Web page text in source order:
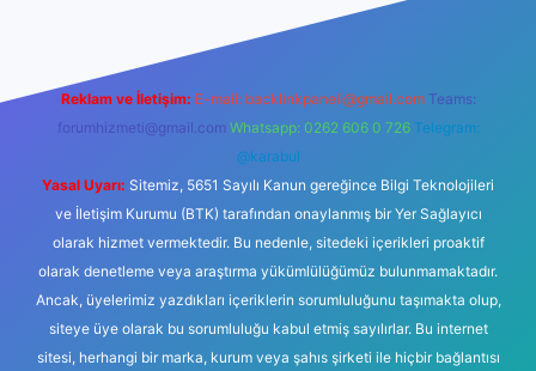
Reklam ve İletişim: E-mail: backlinkpaneli@gmail.com Teams:
forumhizmeti@gmail.com Whatsapp: 0262 606 0 726 Telegram:
@karabul
Yasal Uyarı: Sitemiz, 5651 Sayılı Kanun gereğince Bilgi Teknolojileri
ve İletişim Kurumu (BTK) tarafından onaylanmış bir Yer Sağlayıcı
olarak hizmet vermektedir. Bu nedenle, sitedeki içerikleri proaktif
olarak denetleme veya araştırma yükümlülüğümüz bulunmamaktadır.
Ancak, üyelerimiz yazdıkları içeriklerin sorumluluğunu taşımakta olup,
siteye üye olarak bu sorumluluğu kabul etmiş sayılırlar. Bu internet
sitesi, herhangi bir marka, kurum veya şahıs şirketi ile hiçbir bağlantısı